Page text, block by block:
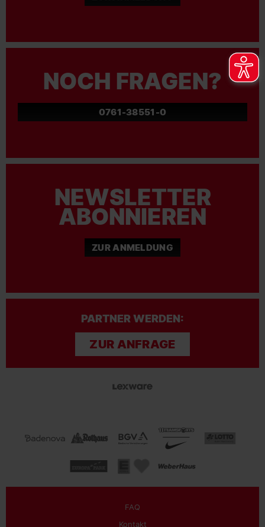
NOCH FRAGEN?
0761-38551-0
NEWSLETTER
ABONNIEREN
ZUR ANMELDUNG
PARTNER WERDEN:
ZUR ANFRAGE
FAQ
Kontakt